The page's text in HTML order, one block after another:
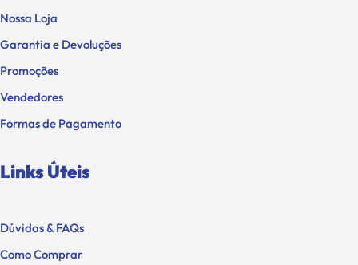
Nossa Loja
Garantia e Devoluções
Promoções
Vendedores
Formas de Pagamento
Links Úteis
Dúvidas & FAQs
Como Comprar